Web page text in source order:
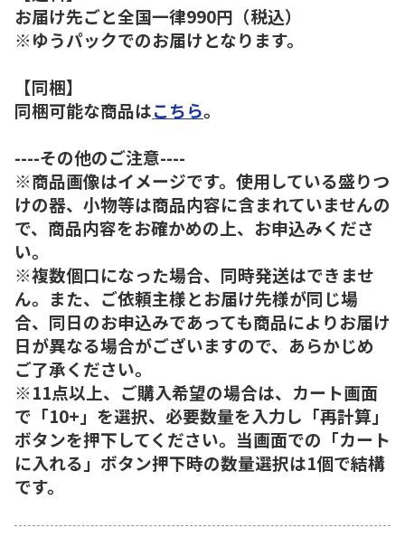
お届け先ごと全国一律990円（税込）
※ゆうパックでのお届けとなります。
【同梱】
同梱可能な商品はこちら。
----その他のご注意----
※商品画像はイメージです。使用している盛りつ
けの器、小物等は商品内容に含まれていませんの
で、商品内容をお確かめの上、お申込みくださ
い。
※複数個口になった場合、同時発送はできませ
ん。また、ご依頼主様とお届け先様が同じ場
合、同日のお申込みであっても商品によりお届け
日が異なる場合がございますので、あらかじめ
ご了承ください。
※11点以上、ご購入希望の場合は、カート画面
で「10+」を選択、必要数量を入力し「再計算」
ボタンを押下してください。当画面での「カート
に入れる」ボタン押下時の数量選択は1個で結構
です。